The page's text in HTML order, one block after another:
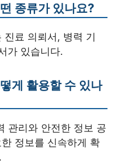
종류가 있나요?
료 의뢰서, 병력 기
가 있습니다.
게 활용할 수 있나
관리와 안전한 정보 공
정보를 신속하게 확